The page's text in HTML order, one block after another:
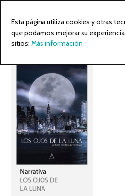
Esta página utiliza cookies y otras
que podamos mejorar su
sitios: Más información.